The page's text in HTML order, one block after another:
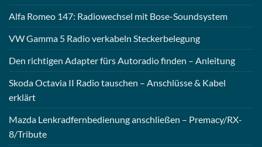
Alfa Romeo 147: Radiowechsel mit Bose-Soundsystem
VW Gamma 5 Radio verkabeln Steckerbelegung
Den richtigen Adapter fürs Autoradio finden – Anleitung
Skoda Octavia II Radio tauschen – Anschlüsse & Kabel
erklärt
Mazda Lenkradfernbedienung anschließen – Premacy/RX-
8/Tribute